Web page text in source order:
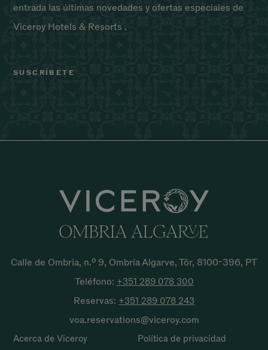
entrada las últimas novedades y ofertas especiales de
Viceroy Hotels & Resorts .
Calle de Ombria, n.º 9, Ombria Algarve, Tôr, 8100-396, PT
Teléfono: +351 289 078 300
Reservas: +351 289 078 243
voa.reservations@viceroy.com
Acerca de Viceroy
Política de privacidad